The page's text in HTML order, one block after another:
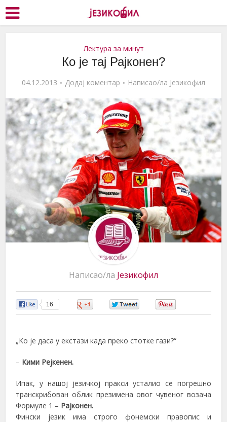
Лектура за минут
Ко је тај Рајконен?
04.12.2013 Додај коментар Написао/ла Језикофил
Написао/ла Језикофил
16
„Ко је даса у екстази када преко стотке гази?“
– Кими Рејкенен.
Ипак, у нашој језичкој пракси усталио се погрешно
транскрибован облик презимена овог чувеног возача
Формуле 1 – Рајконен.
Фински језик има строго фонемски правопис и